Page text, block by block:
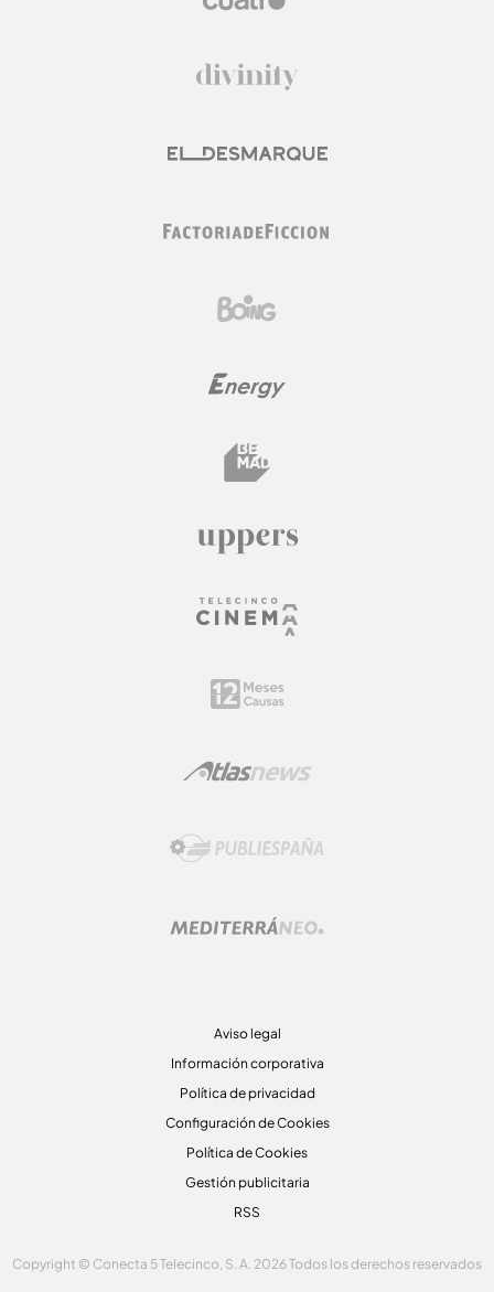
Aviso legal
Información corporativa
Política de privacidad
Configuración de Cookies
Política de Cookies
Gestión publicitaria
RSS
Copyright © Conecta 5 Telecinco, S. A. 2026 Todos los derechos reservados